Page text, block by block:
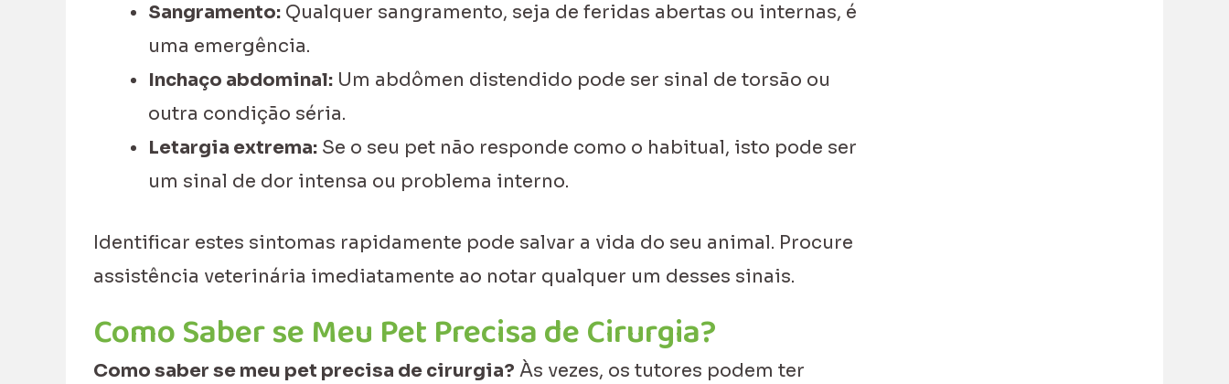
Sangramento: Qualquer sangramento, seja de feridas abertas ou internas, é
uma emergência.
Inchaço abdominal: Um abdômen distendido pode ser sinal de torsão ou
outra condição séria.
Letargia extrema: Se o seu pet não responde como o habitual, isto pode ser
um sinal de dor intensa ou problema interno.
Identificar estes sintomas rapidamente pode salvar a vida do seu animal. Procure
assistência veterinária imediatamente ao notar qualquer um desses sinais.
Como Saber se Meu Pet Precisa de Cirurgia?
Como saber se meu pet precisa de cirurgia? Às vezes, os tutores podem ter